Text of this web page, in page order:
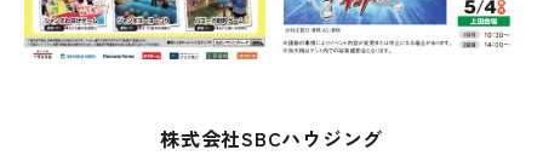
株式会社SBCハウジング